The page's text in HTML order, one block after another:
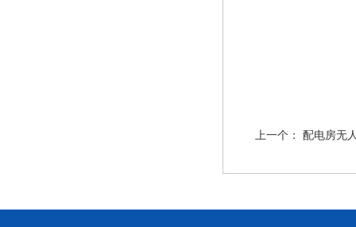
上一个： 配电房无